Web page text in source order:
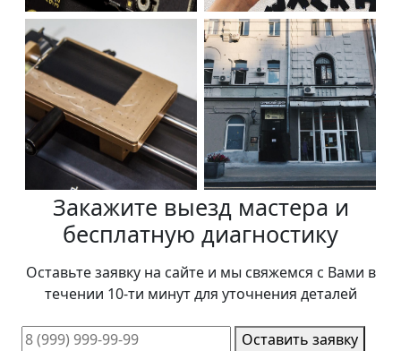
Закажите выезд мастера и
бесплатную диагностику
Оставьте заявку на сайте и мы свяжемся с Вами в
течении 10-ти минут для уточнения деталей
Оставить заявку